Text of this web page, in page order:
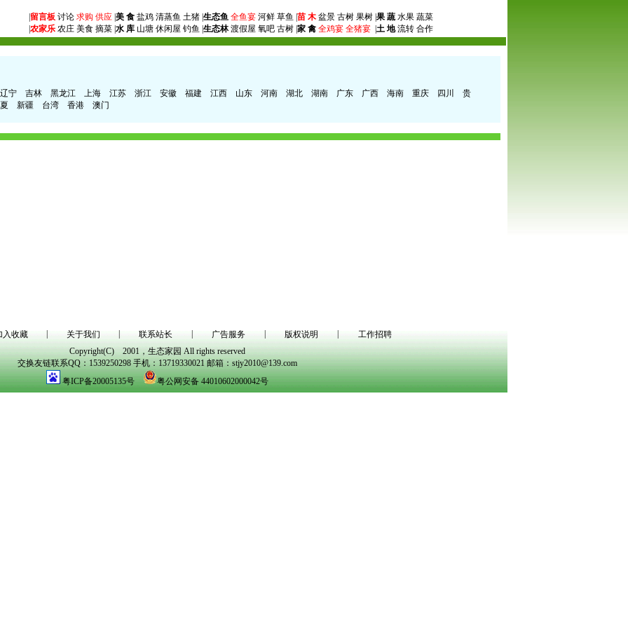
留言板 讨论 求购 供应 美 食 盐鸡 清蒸鱼 土猪 | 生态鱼 全鱼宴 河鲜 草鱼 | 苗 木 盆景 古树 果树 | 果 蔬水果 蔬菜
农家乐 农庄 美食 摘菜 | 水 库 山塘 休闲屋 钓鱼 | 生态林 渡假屋 氧吧 古树 | 家 禽 全鸡宴 全猪宴 土 地流转 合作
辽宁 吉林 黑龙江 上海 江苏 浙江 安徽 福建 江西 山东 河南 湖北 湖南 广东 广西 海南 重庆 四川
贵
新疆 台湾 香港 澳门
入收藏 关于我们 联系站长 广告服务 版权说明
工作招聘
Copyright(C) 2001，生态家园 All rights reserved
交换友链联系QQ：1539250298 手机：13719330021 邮箱：stjy2010@139.com
粤ICP备20005135号
粤公网安备 44010602000042号